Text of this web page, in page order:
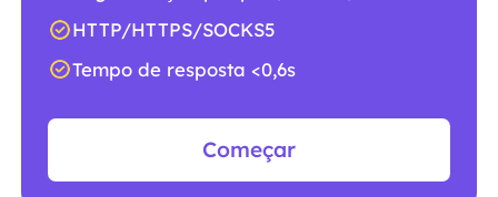
HTTP/HTTPS/SOCKS5
Tempo de resposta <0,6s
Começar